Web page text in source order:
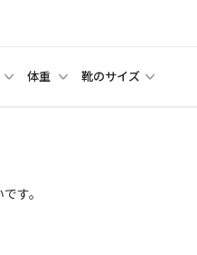
体重 靴のサイズ
す。